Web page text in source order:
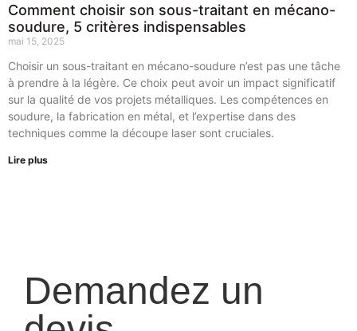
Comment choisir son sous-traitant en mécano-
soudure, 5 critères indispensables
mai 15, 2025
Choisir un sous-traitant en mécano-soudure n’est pas une tâche
à prendre à la légère. Ce choix peut avoir un impact significatif
sur la qualité de vos projets métalliques. Les compétences en
soudure, la fabrication en métal, et l’expertise dans des
techniques comme la découpe laser sont cruciales.
Lire plus
Demandez un